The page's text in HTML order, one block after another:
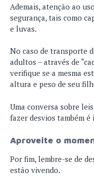
Ademais, atenção ao
segurança, tais como
e luvas.
No caso de transporte
adultos – através de
verifique se a mesma
altura e peso de seu
Uma conversa sobre
fazer desvios também
Aproveite o
Por fim, lembre-se de
estão vivendo.